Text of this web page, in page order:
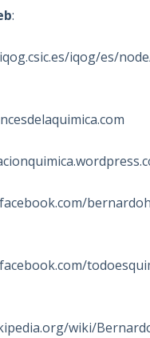
:
iqog/es/
wiki/